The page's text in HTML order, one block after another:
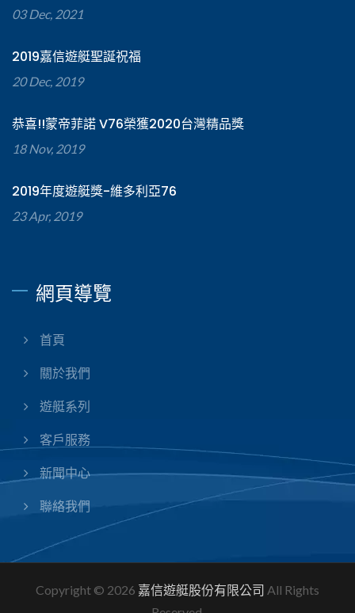
03 Dec, 2021
2019嘉信遊艇聖誕祝福
20 Dec, 2019
恭喜!!蒙帝菲諾 V76榮獲2020台灣精品獎
18 Nov, 2019
2019年度遊艇獎-維多利亞76
23 Apr, 2019
網頁導覽
首頁
關於我們
遊艇系列
客戶服務
新聞中心
聯絡我們
Copyright © 2026 嘉信遊艇股份有限公司 All Rights